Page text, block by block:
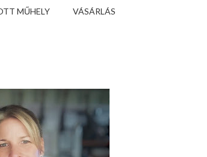
MŰHELY VÁSÁRLÁS